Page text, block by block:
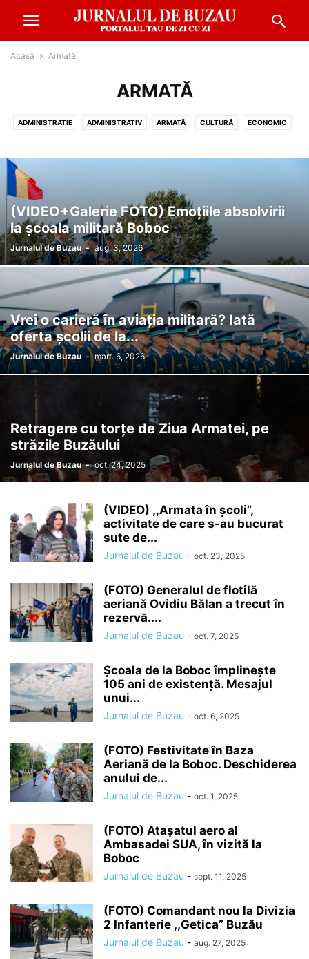
Acasă Armată
ARMATĂ
ADMINISTRATIE ADMINISTRATIV ARMATĂ CULTURĂ ECONOMIC
REPORTAJ SANATATE SOCIAL SPORT
(VIDEO+Galerie FOTO) Emoțiile absolvirii
la școala militară Boboc
Jurnalul de Buzau - aug. 3, 2026
Vrei o carieră în aviația militară? Iată
oferta școlii de la...
Jurnalul de Buzau - mart. 6, 2026
Retragere cu torțe de Ziua Armatei, pe
străzile Buzăului
Jurnalul de Buzau - oct. 24, 2025
(VIDEO) ,,Armata în școli”,
activitate de care s-au bucurat
sute de...
Jurnalul de Buzau - oct. 23, 2025
(FOTO) Generalul de flotilă
aeriană Ovidiu Bălan a trecut în
rezervă....
Jurnalul de Buzau - oct. 7, 2025
Școala de la Boboc împlinește
105 ani de existență. Mesajul
unui...
Jurnalul de Buzau - oct. 6, 2025
(FOTO) Festivitate în Baza
Aeriană de la Boboc. Deschiderea
anului de...
Jurnalul de Buzau - oct. 1, 2025
(FOTO) Atașatul aero al
Ambasadei SUA, în vizită la
Boboc
Jurnalul de Buzau - sept. 11, 2025
(FOTO) Comandant nou la Divizia
2 Infanterie ,,Getica” Buzău
Jurnalul de Buzau - aug. 27, 2025